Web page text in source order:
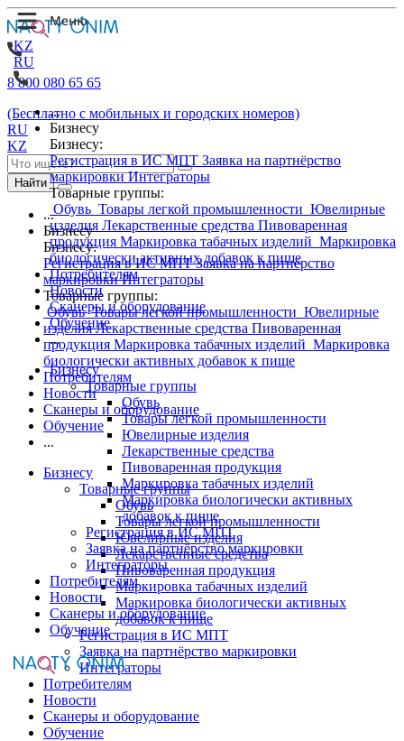
KZ
RU
...
Бизнесу
Бизнесу:
Регистрация в ИС МПТ Заявка на партнёрство
маркировкиИнтеграторы
Товарные группы:
Обувь Товары легкой промышленности Ювелирные
изделия Лекарственные средства Пивоваренная
продукция Маркировка табачных изделий Маркировка
биологически активных добавок к пище
Потребителям
Новости
Сканеры и оборудование
Обучение
...
Бизнесу
Товарные группы
Обувь
Товары легкой промышленности
Ювелирные изделия
Лекарственные средства
Пивоваренная продукция
Маркировка табачных изделий
Маркировка биологически активных
добавок к пище
Регистрация в ИС МПТ
Заявка на партнёрство маркировки
Интеграторы
Потребителям
Новости
Сканеры и оборудование
Обучение
8 800 080 65 65
(Бесплатно с мобильных и городских номеров)
RU
KZ
Найти
...
Бизнесу
Бизнесу:
Регистрация в ИС МПТЗаявка на партнёрство
маркировкиИнтеграторы
Товарные группы:
ОбувьТовары легкой промышленности Ювелирные
изделияЛекарственные средства Пивоваренная
продукция Маркировка табачных изделий Маркировка
биологически активных добавок к пище
Потребителям
Новости
Сканеры и оборудование
Обучение
...
Бизнесу
Товарные группы
Обувь
Товары легкой промышленности
Ювелирные изделия
Лекарственные средства
Пивоваренная продукция
Маркировка табачных изделий
Маркировка биологически активных
добавок к пище
Регистрация в ИС МПТ
Заявка на партнёрство маркировки
Интеграторы
Потребителям
Новости
Сканеры и оборудование
Обучение